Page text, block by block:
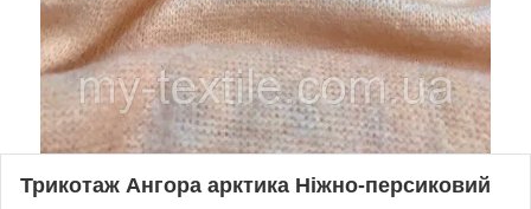
Трикотаж Ангора арктика Ніжно-персиковий